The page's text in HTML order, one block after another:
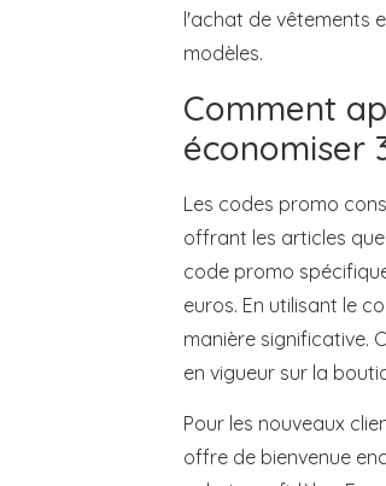
l'achat de vêtements
modèles.
Comment
économiser
Les codes promo
offrant les articles que
code promo
euros. En utilisant le
manière significative.
en vigueur sur la
Pour les nouveaux
offre de bienvenue